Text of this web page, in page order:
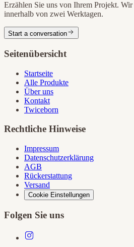
Erzählen Sie uns von Ihrem Projekt.
innerhalb von zwei Werktagen.
Start a conversation
Seitenübersicht
Startseite
Alle Produkte
Über uns
Kontakt
Twiceborn
Rechtliche Hinweise
Impressum
Datenschutzerklärung
AGB
Rückerstattung
Versand
Cookie Einstellungen
Folgen Sie uns